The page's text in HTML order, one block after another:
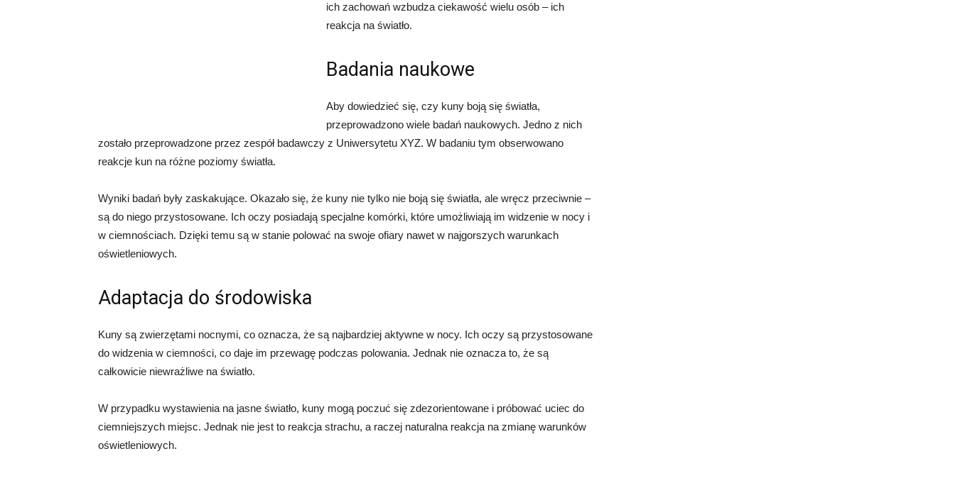
ich zachowań wzbudza ciekawość wielu osób – ich
reakcja na światło.
Badania naukowe
Aby dowiedzieć się, czy kuny boją się światła,
przeprowadzono wiele badań naukowych. Jedno z nich
zostało przeprowadzone przez zespół badawczy z Uniwersytetu XYZ. W badaniu tym obserwowano
reakcje kun na różne poziomy światła.
Wyniki badań były zaskakujące. Okazało się, że kuny nie tylko nie boją się światła, ale wręcz przeciwnie –
są do niego przystosowane. Ich oczy posiadają specjalne komórki, które umożliwiają im widzenie w nocy i
w ciemnościach. Dzięki temu są w stanie polować na swoje ofiary nawet w najgorszych warunkach
oświetleniowych.
Adaptacja do środowiska
Kuny są zwierzętami nocnymi, co oznacza, że są najbardziej aktywne w nocy. Ich oczy są przystosowane
do widzenia w ciemności, co daje im przewagę podczas polowania. Jednak nie oznacza to, że są
całkowicie niewrażliwe na światło.
W przypadku wystawienia na jasne światło, kuny mogą poczuć się zdezorientowane i próbować uciec do
ciemniejszych miejsc. Jednak nie jest to reakcja strachu, a raczej naturalna reakcja na zmianę warunków
oświetleniowych.